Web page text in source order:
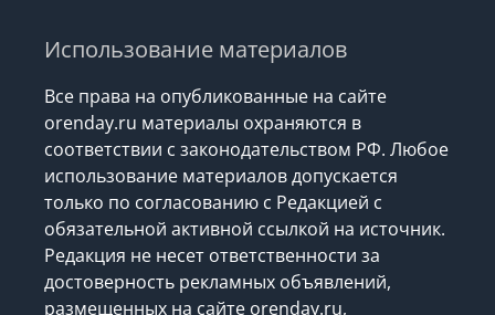
Использование материалов
Все права на опубликованные на сайте
orenday.ru материалы охраняются в
соответствии с законодательством РФ. Любое
использование материалов допускается
только по согласованию с Редакцией с
обязательной активной ссылкой на источник.
Редакция не несет ответственности за
достоверность рекламных объявлений,
размещенных на сайте orenday.ru,